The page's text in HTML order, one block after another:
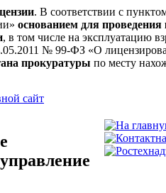
. В соответствии с
основанием для
, в том числе на эксплуатацию
№ 99-ФЗ «О
прокуратуры по месту
сайт